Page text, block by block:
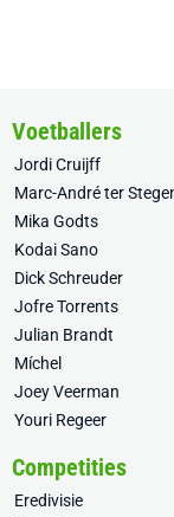
Voetballers
Jordi Cruijff
Marc-André ter
Mika Godts
Kodai Sano
Dick Schreuder
Jofre Torrents
Julian Brandt
Míchel
Joey Veerman
Youri Regeer
Competities
Eredivisie